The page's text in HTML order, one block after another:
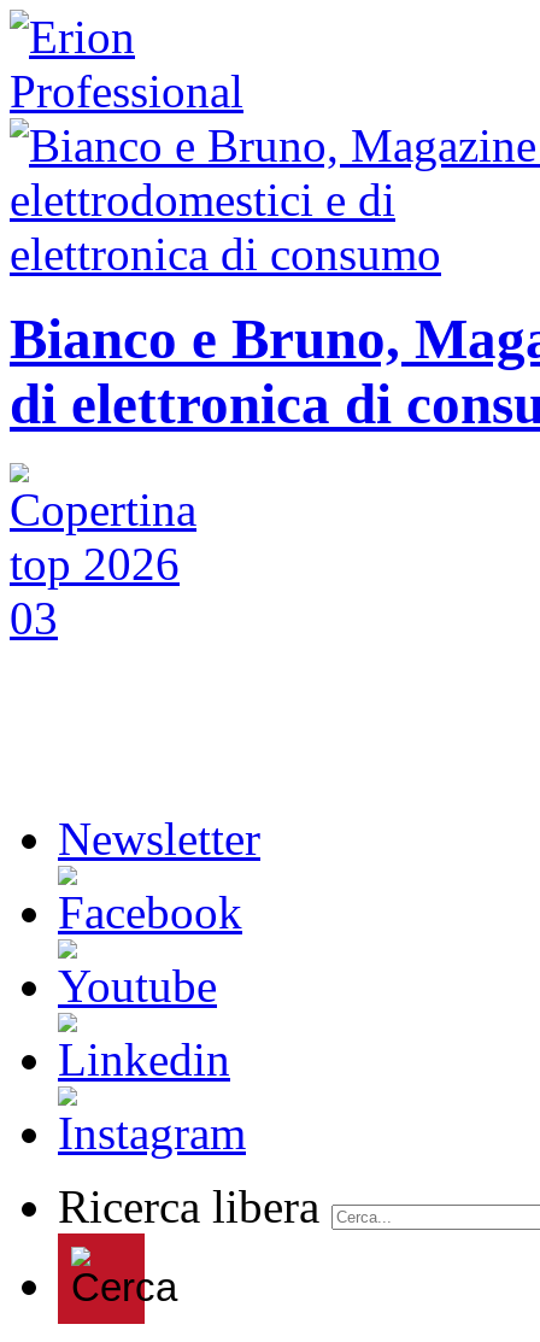
Bianco e Bruno,
di elettronica di
Newsletter
Ricerca libera